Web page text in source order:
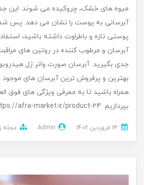
میوه های خشک، چروکیده می شوند. این
آبرسانی به پوست را نشان می دهد. پس
پوستی تازه و باطراوت داشته باشید،
آبرسان و مرطوب کننده در روتین های
جدی بگیرید. آبرسان صورت واتر ژل
بهترین و پرفروش ترین آبرسان های موجود
همراه باشید تا به معرفی ویژگی های فوق
بپردازیم https://afra-market.ir/product-24
Admin مجله